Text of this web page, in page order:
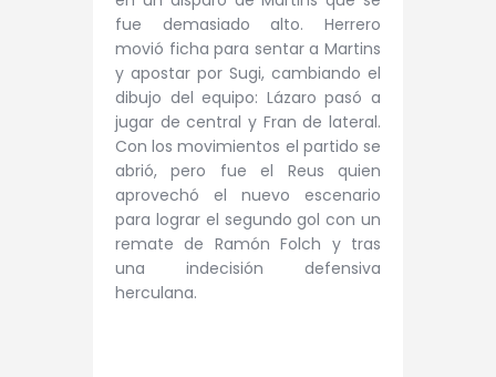
fue demasiado alto. Herrero
movió ficha para sentar a Martins
y apostar por Sugi, cambiando el
dibujo del equipo: Lázaro pasó a
jugar de central y Fran de lateral.
Con los movimientos el partido se
abrió, pero fue el Reus quien
aprovechó el nuevo escenario
para lograr el segundo gol con un
remate de Ramón Folch y tras
una indecisión defensiva
herculana.